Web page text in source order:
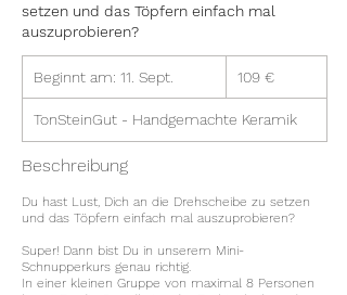
setzen und das Töpfern einfach mal
auszuprobieren?
Beginnt am: 11. Sept.
e
g
i
t
a
:
1
Euro
109 €
TonSteinGut - Handgemachte Keramik
Beschreibung
Du hast Lust, Dich an die Drehscheibe zu setzen
und das Töpfern einfach mal auszuprobieren?
Super! Dann bist Du in unserem Mini-
Schnupperkurs genau richtig.
In einer kleinen Gruppe von maximal 8 Personen